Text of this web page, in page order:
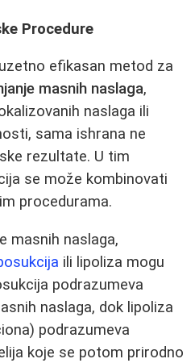
Procedure
efikasan metod za
masnih naslaga,
naslaga ili
sama ishrana ne
rezultate. U tim
se može kombinovati
procedurama.
masnih naslaga,
ili lipoliza mogu
podrazumeva
naslaga, dok lipoliza
podrazumeva
koje se potom prirodno